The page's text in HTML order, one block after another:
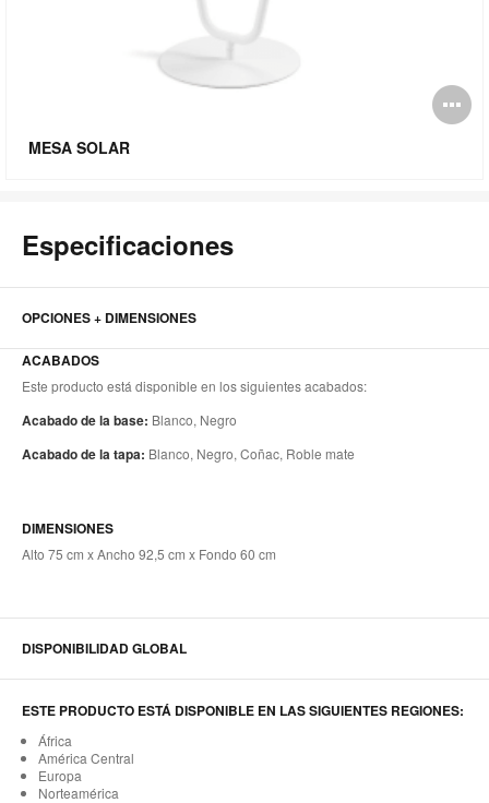
MESA SOLAR
Especificaciones
OPCIONES + DIMENSIONES
ACABADOS
Este producto está disponible en los siguientes acabados:
Acabado de la base: Blanco, Negro
Acabado de la tapa: Blanco, Negro, Coñac, Roble mate
DIMENSIONES
Alto 75 cm x Ancho 92,5 cm x Fondo 60 cm
DISPONIBILIDAD GLOBAL
ESTE PRODUCTO ESTÁ DISPONIBLE EN LAS SIGUIENTES REGIONES:
África
América Central
Europa
Norteamérica